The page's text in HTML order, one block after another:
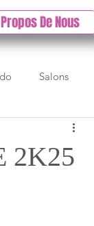
De Nous
Salons
Gamescom
2K25